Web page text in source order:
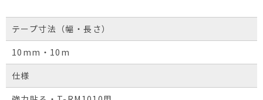
テープ寸法（幅・長さ）
10mm・10m
仕様